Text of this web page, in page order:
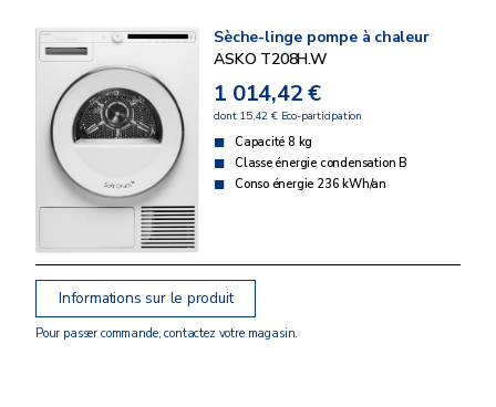
Sèche-linge pompe à chaleur
ASKO T208H.W
1 014,42 €
dont 15,42 € Eco-participation
Capacité 8 kg
Classe énergie condensation B
Conso énergie 236 kWh/an
Informations sur le produit
Pour passer commande, contactez votre magasin.